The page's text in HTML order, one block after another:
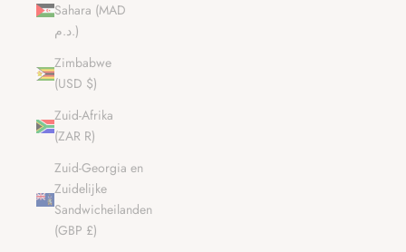
Sahara (MAD
د.م.)
Zimbabwe
(USD $)
Zuid-Afrika
(ZAR R)
Zuid-Georgia en
Zuidelijke
Sandwicheilanden
(GBP £)